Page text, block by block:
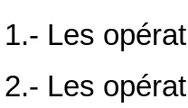
1.- Les
2.- Les